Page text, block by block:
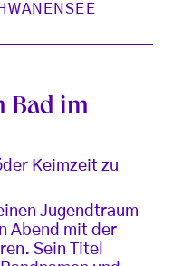
Bad im
Keimzeit zu
Jugendtraum
Abend mit der
Sein Titel